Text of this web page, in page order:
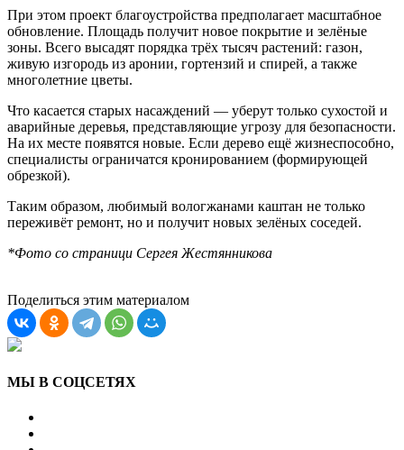
При этом проект благоустройства предполагает масштабное
обновление. Площадь получит новое покрытие и зелёные
зоны. Всего высадят порядка трёх тысяч растений: газон,
живую изгородь из аронии, гортензий и спирей, а также
многолетние цветы.
Что касается старых насаждений — уберут только сухостой и
аварийные деревья, представляющие угрозу для безопасности.
На их месте появятся новые. Если дерево ещё жизнеспособно,
специалисты ограничатся кронированием (формирующей
обрезкой).
Таким образом, любимый вологжанами каштан не только
переживёт ремонт, но и получит новых зелёных соседей.
*Фото со страници Сергея Жестянникова
Поделиться этим материалом
МЫ В СОЦСЕТЯХ